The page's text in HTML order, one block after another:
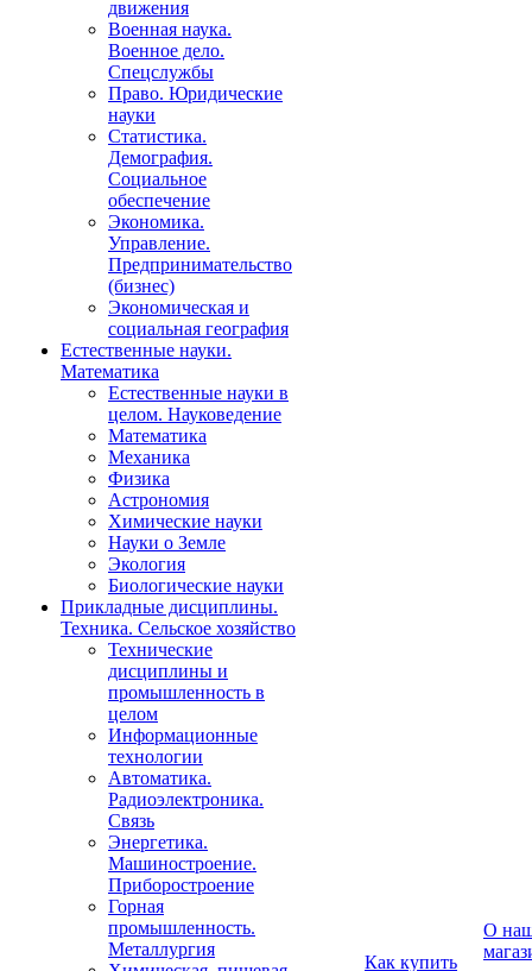
движения
Военная наука.
Военное дело.
Спецслужбы
Право. Юридические
науки
Статистика.
Демография.
Социальное
обеспечение
Экономика.
Управление.
Предпринимательство
(бизнес)
Экономическая и
социальная география
Естественные науки.
Математика
Естественные науки в
целом. Науковедение
Математика
Механика
Физика
Астрономия
Химические науки
Науки о Земле
Экология
Биологические науки
Прикладные дисциплины.
Техника. Сельское хозяйство
Технические
дисциплины и
промышленность в
целом
Информационные
технологии
Автоматика.
Радиоэлектроника.
Связь
Энергетика.
Машиностроение.
Приборостроение
Горная
промышленность.
Металлургия
Как купить
О